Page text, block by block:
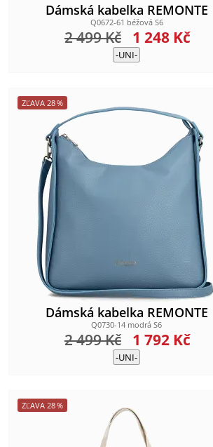
Dámská kabelka REMONTE
Q0672-61 béžová S6
1 248 Kč
2 499Kč
-UNI-
ZĽAVA 28%
Dámská kabelka REMONTE
Q0730-14 modrá S6
1 792 Kč
2 499Kč
-UNI-
ZĽAVA 28%